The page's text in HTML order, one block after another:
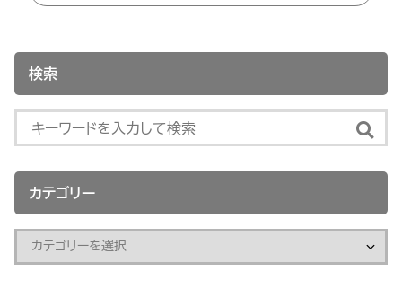
検索
カテゴリー